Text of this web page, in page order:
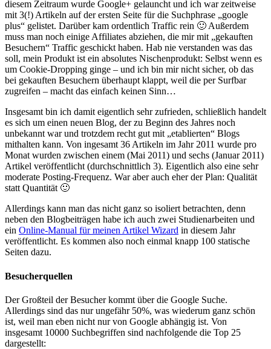
diesem Zeitraum wurde Google+ gelauncht und ich war zeitweise
mit 3(!) Artikeln auf der ersten Seite für die Suchphrase „google
plus“ gelistet. Darüber kam ordentlich Traffic rein 🙂 Außerdem
muss man noch einige Affiliates abziehen, die mir mit „gekauften
Besuchern“ Traffic geschickt haben. Hab nie verstanden was das
soll, mein Produkt ist ein absolutes Nischenprodukt: Selbst wenn es
um Cookie-Dropping ginge – und ich bin mir nicht sicher, ob das
bei gekauften Besuchern überhaupt klappt, weil die per Surfbar
zugreifen – macht das einfach keinen Sinn…
Insgesamt bin ich damit eigentlich sehr zufrieden, schließlich handelt
es sich um einen neuen Blog, der zu Beginn des Jahres noch
unbekannt war und trotzdem recht gut mit „etablierten“ Blogs
mithalten kann. Von ingesamt 36 Artikeln im Jahr 2011 wurde pro
Monat wurden zwischen einem (Mai 2011) und sechs (Januar 2011)
Artikel veröffentlicht (durchschnittlich 3). Eigentlich also eine sehr
moderate Posting-Frequenz. War aber auch eher der Plan: Qualität
statt Quantität 🙂
Allerdings kann man das nicht ganz so isoliert betrachten, denn
neben den Blogbeiträgen habe ich auch zwei Studienarbeiten und
ein Online-Manual für meinen Artikel Wizard in diesem Jahr
veröffentlicht. Es kommen also noch einmal knapp 100 statische
Seiten dazu.
Besucherquellen
Der Großteil der Besucher kommt über die Google Suche.
Allerdings sind das nur ungefähr 50%, was wiederum ganz schön
ist, weil man eben nicht nur von Google abhängig ist. Von
insgesamt 10000 Suchbegriffen sind nachfolgende die Top 25
dargestellt: